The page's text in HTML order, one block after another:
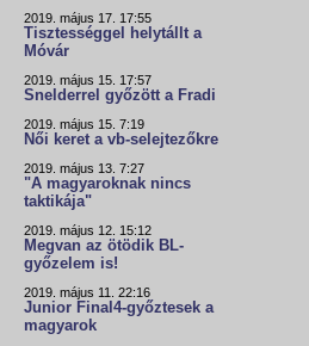
2019. május 17. 17:55
Tisztességgel helytállt a
Móvár
2019. május 15. 17:57
Snelderrel győzött a Fradi
2019. május 15. 7:19
Női keret a vb-selejtezőkre
2019. május 13. 7:27
"A magyaroknak nincs
taktikája"
2019. május 12. 15:12
Megvan az ötödik BL-
győzelem is!
2019. május 11. 22:16
Junior Final4-győztesek a
magyarok